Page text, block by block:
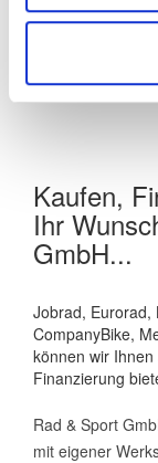
Kaufen,
Ihr
GmbH...
Jobrad, Eurorad,
CompanyBike,
können wir
Finanzierung
Rad & Sport
mit eigener